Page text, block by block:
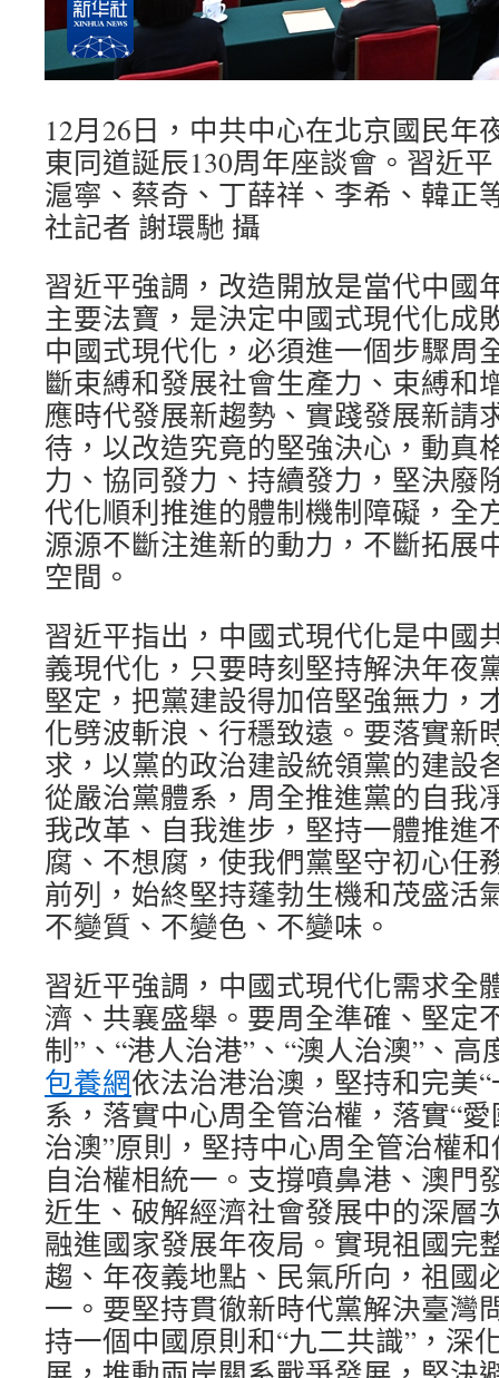
12月26日，中共中心在北京國民年
東同道誕辰130周年座談會。習近
滬寧、蔡奇、丁薛祥、李希、韓正
社記者 謝環馳 攝
習近平強調，改造開放是當代中國
主要法寶，是決定中國式現代化成
中國式現代化，必須進一個步驟周
斷束縛和發展社會生產力、束縛和
應時代發展新趨勢、實踐發展新請
待，以改造究竟的堅強決心，動真
力、協同發力、持續發力，堅決廢
代化順利推進的體制機制障礙，全
源源不斷注進新的動力，不斷拓展
空間。
習近平指出，中國式現代化是中國
義現代化，只要時刻堅持解決年夜
堅定，把黨建設得加倍堅強無力，
化劈波斬浪、行穩致遠。要落實新
求，以黨的政治建設統領黨的建設
從嚴治黨體系，周全推進黨的自我
我改革、自我進步，堅持一體推進
腐、不想腐，使我們黨堅守初心任
前列，始終堅持蓬勃生機和茂盛活
不變質、不變色、不變味。
習近平強調，中國式現代化需求全
濟、共襄盛舉。要周全準確、堅定
制”、“港人治港”、“澳人治澳”、
包養網依法治港治澳，堅持和完美
系，落實中心周全管治權，落實“
治澳”原則，堅持中心周全管治權
自治權相統一。支撐噴鼻港、澳門
近生、破解經濟社會發展中的深層
融進國家發展年夜局。實現祖國完
趨、年夜義地點、民氣所向，祖國
一。要堅持貫徹新時代黨解決臺灣
持一個中國原則和“九二共識”，深